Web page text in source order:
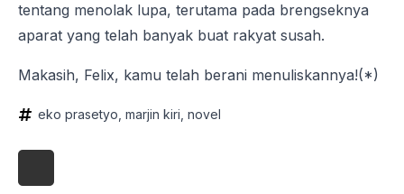
tentang menolak lupa, terutama pada brengseknya
aparat yang telah banyak buat rakyat susah.
Makasih, Felix, kamu telah berani menuliskannya!(*)
eko prasetyo marjin kiri novel